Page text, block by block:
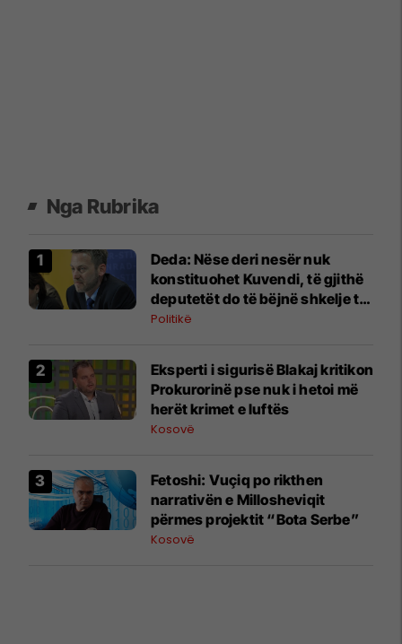
Nga Rubrika
Deda: Nëse deri nesër nuk
konstituohet Kuvendi, të gjithë
deputetët do të bëjnë shkelje të
rëndë kushtetuese
Politikë
Eksperti i sigurisë Blakaj kritikon
Prokurorinë pse nuk i hetoi më
herët krimet e luftës
Kosovë
Fetoshi: Vuçiq po rikthen
narrativën e Millosheviqit
përmes projektit “Bota Serbe”
Kosovë